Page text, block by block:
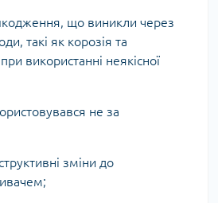
що виникли через
такі як корозія та
використанні неякісної
не за
зміни до